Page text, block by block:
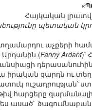
Հայկական
պետական
աչքերի
(Fanny Ardant)՝
իրական զարդն ու
հարցերը
ասած`